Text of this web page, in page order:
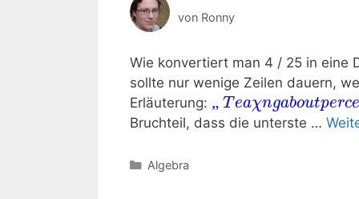
von Ronny
Wie konvertiert man 4 / 25 in eine
sollte nur wenige Zeilen dauern,
Erläuterung: „ T eaχngaboutperce
Bruchteil, dass die unterste …
Kategorien
Algebra